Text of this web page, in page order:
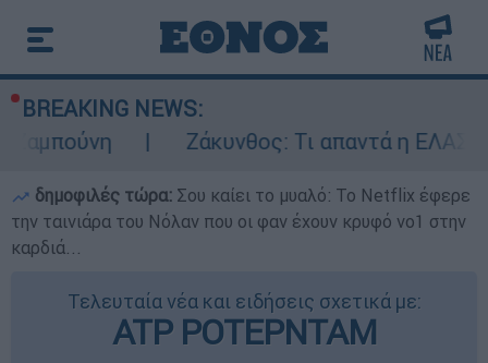
BREAKING NEWS:
Ζάκυνθος: Τι απαντά η ΕΛΑΣ για τους
δημοφιλές τώρα: Σου καίει το μυαλό: Το Netflix έφερε
την ταινιάρα του Νόλαν που οι φαν έχουν κρυφό νο1 στην
καρδιά...
Τελευταία νέα και ειδήσεις σχετικά με:
ATP ΡΟΤΕΡΝΤΑΜ